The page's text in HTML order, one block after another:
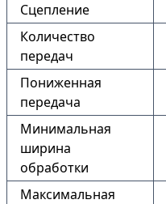
Сцепление
Количество
передач
Пониженная
передача
Минимальная
ширина
обработки
Максимальная